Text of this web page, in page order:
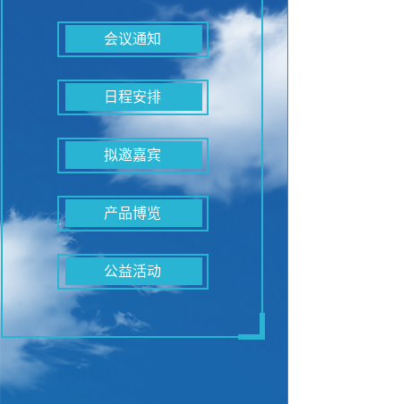
会议通知
日程安排
拟邀嘉宾
产品博览
公益活动